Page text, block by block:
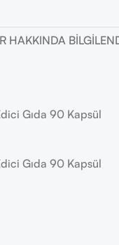
HAKKINDA
Gıda 90 Kapsül
Gıda 90 Kapsül